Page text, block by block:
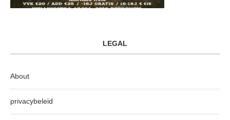
LEGAL
About
privacybeleid